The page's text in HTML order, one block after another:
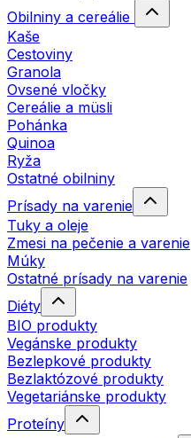
Obilniny a cereálie
Kaše
Cestoviny
Granola
Ovsené vločky
Cereálie a müsli
Pohánka
Quinoa
Ryža
Ostatné obilniny
Prísady na varenie
Tuky a oleje
Zmesi na pečenie a varenie
Múky
Ostatné prísady na varenie
Diéty
BIO produkty
Vegánske produkty
Bezlepkové produkty
Bezlaktózové produkty
Vegetariánske produkty
Proteíny